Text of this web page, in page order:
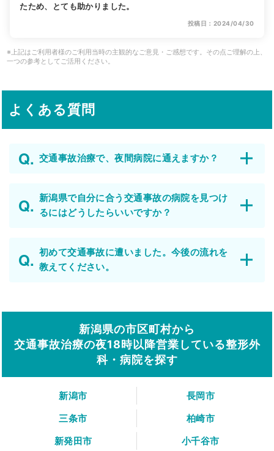
たため、とても助かりました。
投稿日：2024/04/30
※上記はご利用者様のご利用当時の主観的なご意見・ご感想です。その点ご理解の上、
一つの参考としてご活用ください。
よくある質問
交通事故治療で、夜間病院に通えますか？
新潟県で自分に合う交通事故の病院を見つけ
るにはどうしたらいいですか？
初めて交通事故に遭いました。今後の流れを
教えてください。
新潟県の市区町村から
交通事故治療の夜18時以降営業している整形外
科・病院を探す
新潟市
長岡市
三条市
柏崎市
新発田市
小千谷市